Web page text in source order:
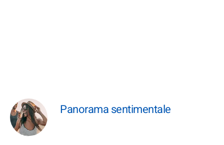
Panorama sentimentale